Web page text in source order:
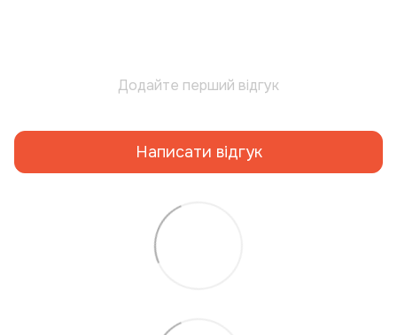
Додайте перший відгук
Написати відгук